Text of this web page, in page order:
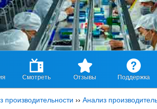
Смотреть Отзывы Поддержка
производительности ›› Анализ